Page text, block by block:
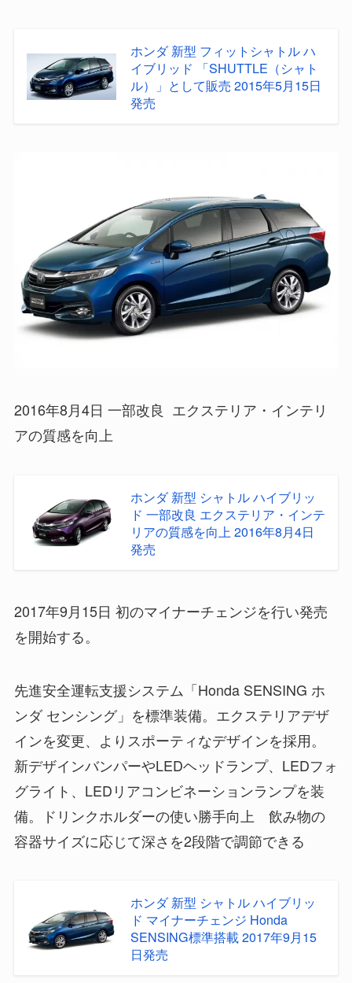
ホンダ 新型 フィットシャトル ハ
イブリッド 「SHUTTLE（シャト
ル）」として販売 2015年5月15日
発売
2016年8月4日 一部改良 エクステリア・インテリ
アの質感を向上
ホンダ 新型 シャトル ハイブリッ
ド 一部改良 エクステリア・インテ
リアの質感を向上 2016年8月4日
発売
2017年9月15日 初のマイナーチェンジを行い発売
を開始する。
先進安全運転支援システム「Honda SENSING ホ
ンダ センシング」を標準装備。エクステリアデザ
インを変更、よりスポーティなデザインを採用。
新デザインバンパーやLEDヘッドランプ、LEDフォ
グライト、LEDリアコンビネーションランプを装
備。ドリンクホルダーの使い勝手向上 飲み物の
容器サイズに応じて深さを2段階で調節できる
ホンダ 新型 シャトル ハイブリッ
ド マイナーチェンジ Honda
SENSING標準搭載 2017年9月15
日発売